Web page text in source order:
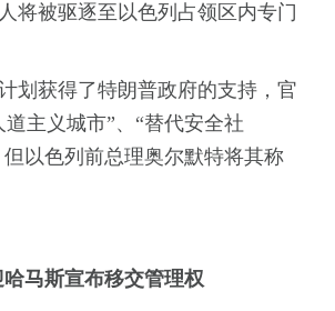
将被驱逐至以色列占领区内专门
获得了特朗普政府的支持，官
道主义城市”、“替代安全社
但以色列前总理奥尔默特将其称
。
斯宣布移交管理权